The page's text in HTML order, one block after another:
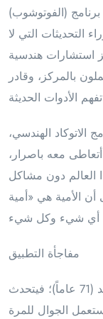
برنامج (الفوتوشوب)
التحديثات التي لا
استشارات هندسية
بالمركز، وقادر
الهندسي،
معه باصرار،
دون مشاكل
أن الأمية هي «أمية
مفاجأة التطبيق
أما السيد «محمد مصباح حسن» -معلم متقاعد (71 عاماً)؛ فيتحدث
الجوال للمرة